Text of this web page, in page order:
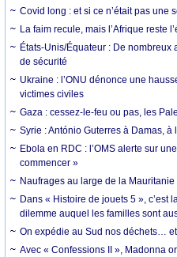
Covid long : et si ce n’était pas une
La faim recule, mais l’Afrique reste
États-Unis/Équateur : De
de sécurité
Ukraine : l’ONU dénonce une
victimes civiles
Gaza : cessez-le-feu ou pas, les
Syrie : António Guterres à Damas,
Ebola en RDC : l’OMS alerte sur
commencer »
Naufrages au large de la
Dans « Histoire de jouets 5 », c’est
dilemme auquel les familles sont
On expédie au Sud nos déchets…
Avec « Confessions II », Madonna